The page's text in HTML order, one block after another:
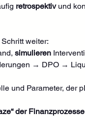
retrospektiv und
weiter:
simulieren
→ DPO →
und Parameter, der
der Finanzprozesse